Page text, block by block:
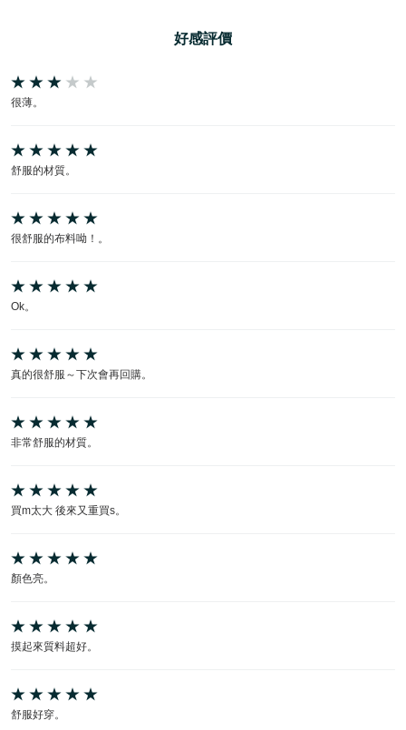
好感評價
很薄。
舒服的材質。
很舒服的布料呦！。
Ok。
真的很舒服～下次會再回購。
非常舒服的材質。
買m太大 後來又重買s。
顏色亮。
摸起來質料超好。
舒服好穿。